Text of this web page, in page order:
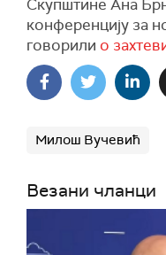
Скупштине Ана
конференцију за
говорили о
Милош Вучевић
Везани чланци